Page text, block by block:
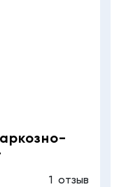
1 отзыв